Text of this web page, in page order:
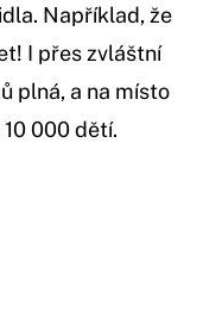
Například, že
I přes zvláštní
plná, a na místo
000 dětí.